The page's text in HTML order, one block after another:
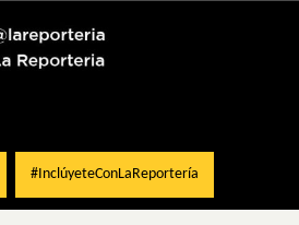
#InclúyeteConLaReportería